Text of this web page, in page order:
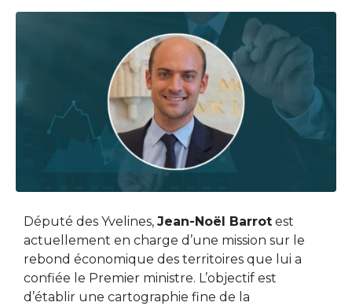
Député des Yvelines, Jean-Noël Barrot est
actuellement en charge d’une mission sur le
rebond économique des territoires que lui a
confiée le Premier ministre. L’objectif est
d’établir une cartographie fine de la